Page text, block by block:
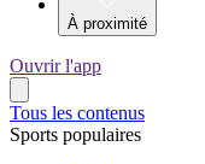
À proximité
Ouvrir l'app
Tous les contenus
Sports populaires